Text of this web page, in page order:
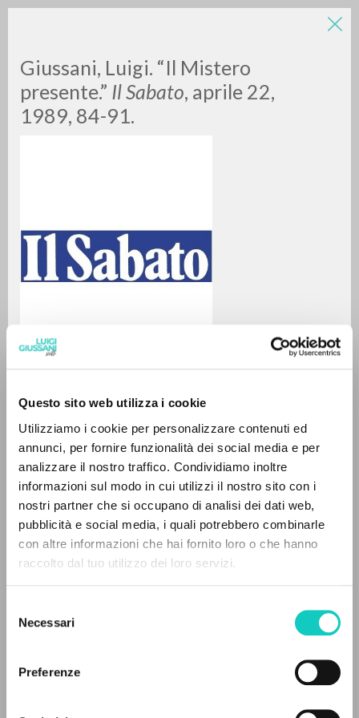
Questo sito web utilizza i cookie
Utilizziamo i cookie per personalizzare contenuti ed
annunci, per fornire funzionalità dei social media e per
analizzare il nostro traffico. Condividiamo inoltre
informazioni sul modo in cui utilizzi il nostro sito con i
nostri partner che si occupano di analisi dei dati web,
pubblicità e social media, i quali potrebbero combinarle
con altre informazioni che hai fornito loro o che hanno
raccolto dal tuo utilizzo dei loro servizi.
delNecessari
Preferenze
Giussani, Luigi. “Il Mistero
presente.” Il Sabato, aprile 22,
1989, 84-91.
Giussani Luigi
Italiano
Il Sabato
1989
Pagine: 8
LEGGI IL FULL TEXT NELL'EDIZIONE
LUIGI
GIUSSANI
0DOCUMENTI TROVATI
RISULTATI SUCCESSIVI